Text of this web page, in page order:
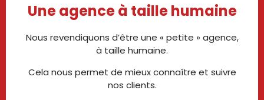
Une agence à taille humaine
Nous revendiquons d’être une « petite » agence,
à taille humaine.
Cela nous permet de mieux connaître et suivre
nos clients.